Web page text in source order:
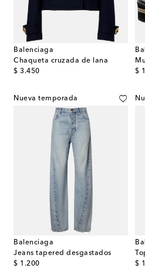
Balenciaga
Chaqueta cruzada de lana
$ 3.450
original price
$
Nueva temporada
Balenciaga
Jeans tapered desgastados
$ 1.200
original price
$